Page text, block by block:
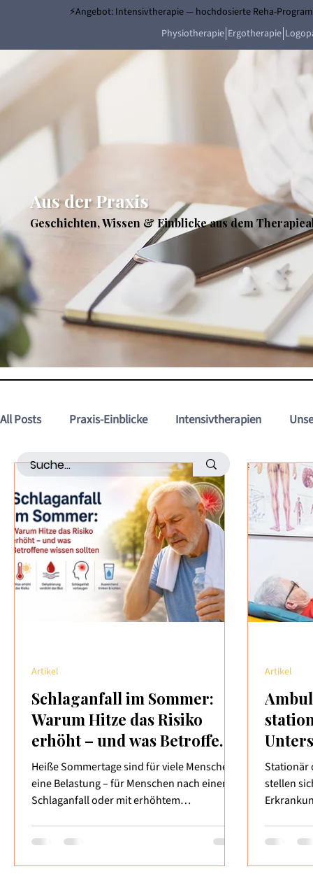
⚡Angebot: Intensivtherapie — hochdosierte Reha-
Physiotherapie Ergotherapie
Aus der Praxis
Geschichten, Wissen & Einblicke aus dem
All Posts Praxis-Einblicke Intensivtherapien
Schlaganfall im Sommer:
Warum Hitze das Risiko
erhöht – und was Betroffene
wissen sollten
Heiße Sommertage sind für viele Menschen
eine Belastung – für Menschen nach einem
Schlaganfall oder mit erhöhtem
extremer Hitze messbar ansteigt. Was steckt
Artikel
zu
Stationär
stellen
Artikel